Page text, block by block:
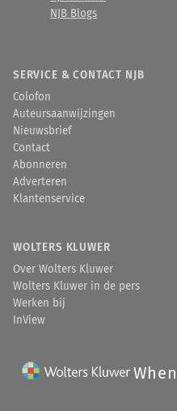
NJB Blogs
SERVICE & CONTACT NJB
Colofon
Auteursaanwijzingen
Nieuwsbrief
Contact
Abonneren
Adverteren
Klantenservice
WOLTERS KLUWER
Over Wolters Kluwer
Wolters Kluwer in de pers
Werken bij
InView